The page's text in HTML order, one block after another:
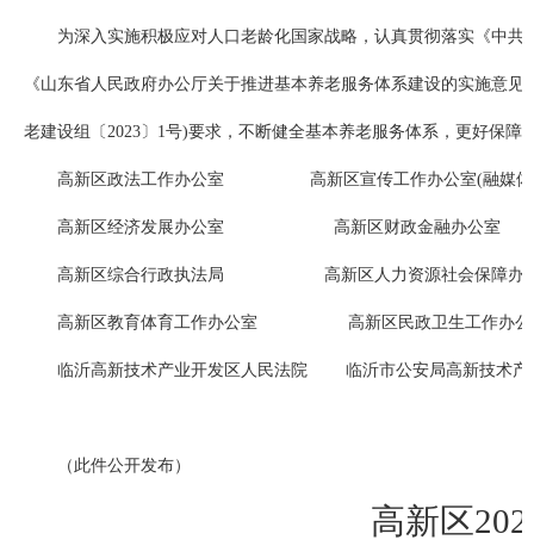
为深入实施积极应对人口老龄化国家战略，认真贯彻落实《中
《山东省人民政府办公厅关于推进基本养老服务体系建设的实施意
老建设组〔2023〕1号)要求，不断健全基本养老服务体系，更好保
高新区政法工作办公室 高新区宣传工作办公室(融媒体
高新区经济发展办公室 高新区财政金融办公室
高新区综合行政执法局 高新区人力资源社会保障办
高新区教育体育工作办公室 高新区民政卫生工作办公
临沂高新技术产业开发区人民法院 临沂市公安局高新技术产
（此件公开发布）
高新区